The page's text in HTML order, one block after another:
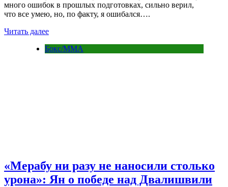
много ошибок в прошлых подготовках, сильно верил,
что все умею, но, по факту, я ошибался….
Читать далее
Бокс/MMA
«Мерабу ни разу не наносили столько
урона»: Ян о победе над Двалишвили